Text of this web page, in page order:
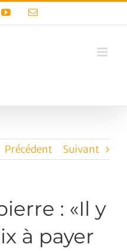
YouTubeEmail
Précédent Suivant
: «Il y
à payer